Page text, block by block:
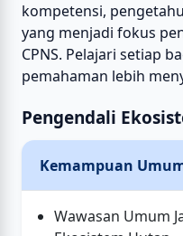
kompetensi,
yang menjadi fokus
CPNS. Pelajari setiap
pemahaman lebih
Pengendali
Kemampuan
Wawasan Umum